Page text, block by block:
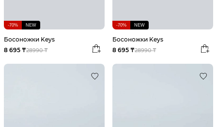
-70% NEW
Босоножки Keys
28990 ₸
8 695 ₸
-70% NEW
Босоножки Keys
28990 ₸
8 695 ₸